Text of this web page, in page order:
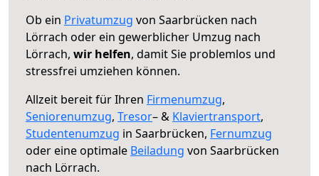
Ob ein Privatumzug von Saarbrücken nach
Lörrach oder ein gewerblicher Umzug nach
Lörrach, wir helfen, damit Sie problemlos und
stressfrei umziehen können.
Allzeit bereit für Ihren Firmenumzug,
Seniorenumzug, Tresor– & Klaviertransport,
Studentenumzug in Saarbrücken, Fernumzug
oder eine optimale Beiladung von Saarbrücken
nach Lörrach.